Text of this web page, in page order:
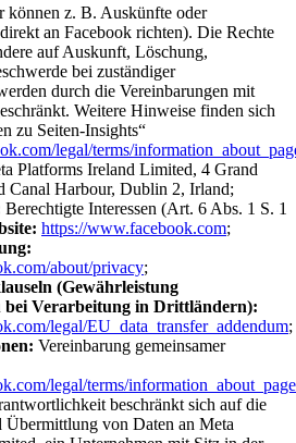
können z. B. Auskünfte oder
an Facebook richten). Die Rechte
auf Auskunft, Löschung,
bei zuständiger
durch die Vereinbarungen mit
Weitere Hinweise finden sich
zu Seiten-Insights“
legal/terms/
Platforms Ireland Limited, 4 Grand
Canal Harbour, Dublin 2, Irland;
Berechtigte Interessen (Art. 6 Abs. 1 S. 1
https://www.facebook.com;
about/privacy;
(Gewährleistung
bei Verarbeitung in Drittländern):
legal/EU_data_transfer_addendum;
Vereinbarung gemeinsamer
legal/terms/
beschränkt sich auf die
Übermittlung von Daten an Meta